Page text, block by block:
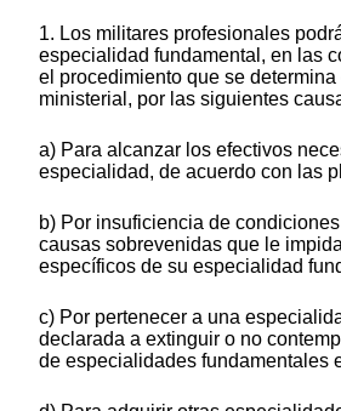
1. Los militares profesionales
especialidad fundamental, en las
el procedimiento que se determina
ministerial, por las siguientes
a) Para alcanzar los efectivos
especialidad, de acuerdo con las
b) Por insuficiencia de
causas sobrevenidas que le
específicos de su especialidad
c) Por pertenecer a una
declarada a extinguir o no
de especialidades fundamentales